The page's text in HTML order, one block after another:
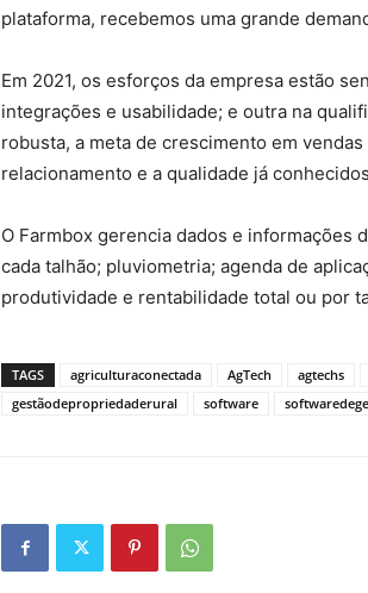
plataforma, recebemos uma grande
Em 2021, os esforços da empresa estão
integrações e usabilidade; e outra na
robusta, a meta de crescimento em
relacionamento e a qualidade já
O Farmbox gerencia dados e informações
cada talhão; pluviometria; agenda de
produtividade e rentabilidade total ou por
TAGS agriculturaconectada AgTech agtechs
gestãodepropriedaderural
software